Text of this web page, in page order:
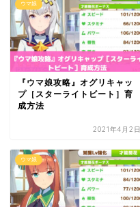
ウマ娘
『ウマ娘攻略』オグリキャッ
プ［スターライトビート］育
成方法
2021年4月2日
ウマ娘